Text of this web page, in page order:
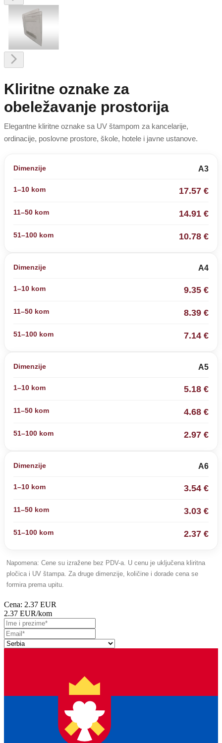
Kliritne oznake za
obeležavanje prostorija
Elegantne kliritne oznake sa UV štampom za kancelarije,
ordinacije, poslovne prostore, škole, hotele i javne ustanove.
A3
17.57 €
14.91 €
10.78 €
A4
9.35 €
8.39 €
7.14 €
A5
5.18 €
4.68 €
2.97 €
A6
3.54 €
3.03 €
2.37 €
Napomena: Cene su izražene bez PDV-a. U cenu je uključena kliritna
pločica i UV štampa. Za druge dimenzije, količine i dorade cena se
formira prema upitu.
Cena: 2.37 EUR
2.37 EUR/kom